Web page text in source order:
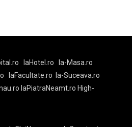
laHotel.ro
la-Masa.ro
laFacultate.ro
la-Suceava.ro
laPiatraNeamt.ro High-